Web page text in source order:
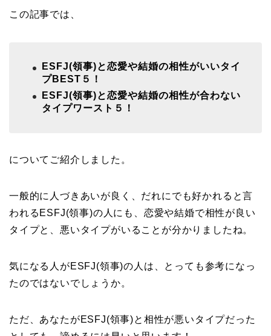
この記事では、
ESFJ(領事)と恋愛や結婚の相性がいいタイ
プBEST５！
ESFJ(領事)と恋愛や結婚の相性が合わない
タイプワースト５！
についてご紹介しました。
一般的に人づきあいが良く、だれにでも好かれると言
われるESFJ(領事)の人にも、恋愛や結婚で相性が良い
タイプと、悪いタイプがいることが分かりましたね。
気になる人がESFJ(領事)の人は、とっても参考になっ
たのではないでしょうか。
ただ、あなたがESFJ(領事)と相性が悪いタイプだった